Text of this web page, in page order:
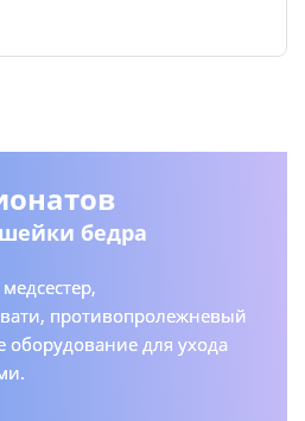
бедра
противопролежневый
оборудование для ухода